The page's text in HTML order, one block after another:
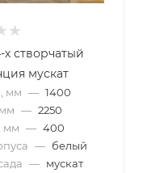
х створчатый
мускат
мм — 1400
— 2250
мм — 400
— белый
— мускат